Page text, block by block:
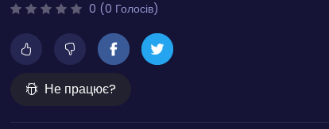
0 (0 Голосів)
Не працює?